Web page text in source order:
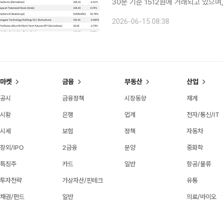
했다. 최근 7일 등락률은
2026-06-15 08:38
마켓
공시
시황
시세
장외/IPO
특징주
투자전략
채권/펀드
금융
금융정책
은행
보험
2금융
카드
가상자산/핀테크
일반
부동산
시장동향
업계
정책
분양
일반
산업
재계
전자/통신/IT
자동차
중화학
항공/물류
유통
의료/바이오